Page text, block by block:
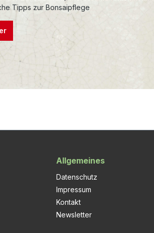
Tipps zur Bonsaipflege
Allgemeines
Datenschutz
Impressum
Kontakt
Newsletter